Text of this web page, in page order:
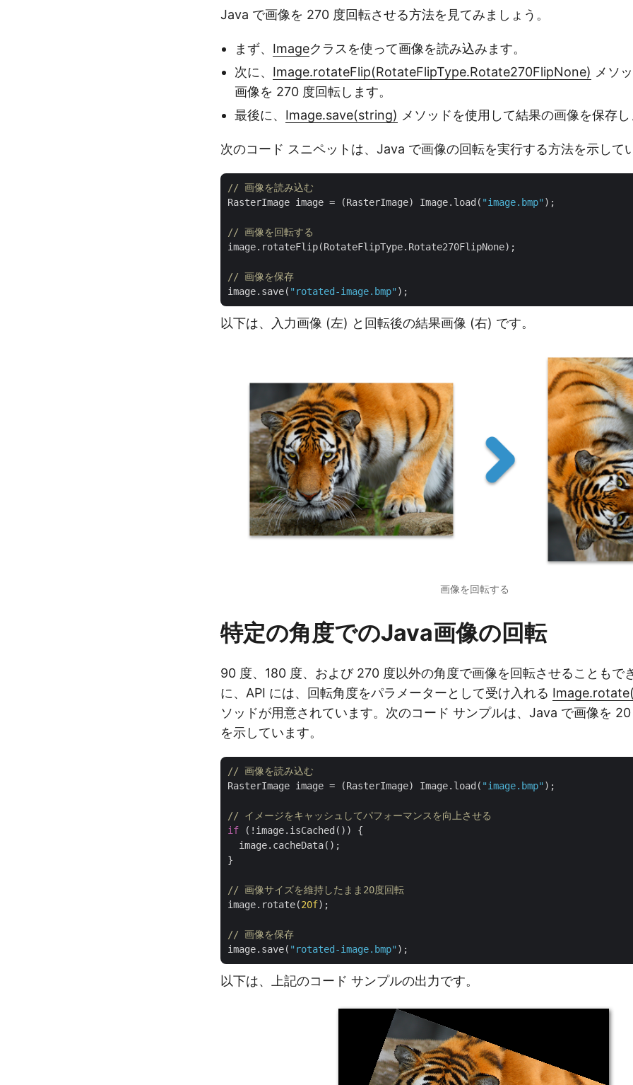
Java で画像を 270 度回転させる方法を見てみましょう。
まず、 Imageクラスを使って画像を読み込みます。
次に、 Image.rotateFlip(RotateFlipType.Rotate270FlipNone) メソ
画像を 270 度回転します。
最後に、 Image.save(string) メソッドを使用して結果の画像を保存
次のコード スニペットは、Java で画像の回転を実行する方法を示して
// 画像を読み込む
RasterImage image = (RasterImage) Image.load( "image.bmp" );
// 画像を回転する
image.rotateFlip(RotateFlipType.Rotate270FlipNone);
// 画像を保存
image.save( "rotated-image.bmp"
以下は、入力画像 (左) と回転後の結果画像 (右) です。
画像を回転する
特定の角度でのJava画像の回転
90 度、180 度、および 270 度以外の角度で画像を回転させることもで
に、API には、回転角度をパラメーターとして受け入れる
ソッドが用意されています。次のコード サンプルは、Java で画像を
を示しています。
// 画像を読み込む
RasterImage image = (RasterImage) Image.load( "image.bmp" );
// イメージをキャッシュしてパフォーマンスを向上させる
if (!image.isCached()) {
  image.cacheData();
}
// 画像サイズを維持したまま20度回転
image.rotate(20f);
// 画像を保存
image.save( "rotated-image.bmp"
以下は、上記のコード サンプルの出力です。